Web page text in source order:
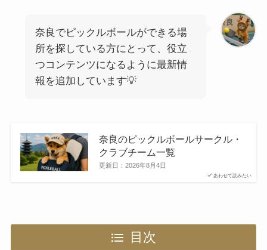
奈良でピックルボールができる場
所を探している方にとって、役立
つコンテンツになるように最新情
報を追加しています💡
あわせて読みたい
奈良のピックルボールサークル・
クラブチーム一覧
更新日： 2026年8月4日
目次